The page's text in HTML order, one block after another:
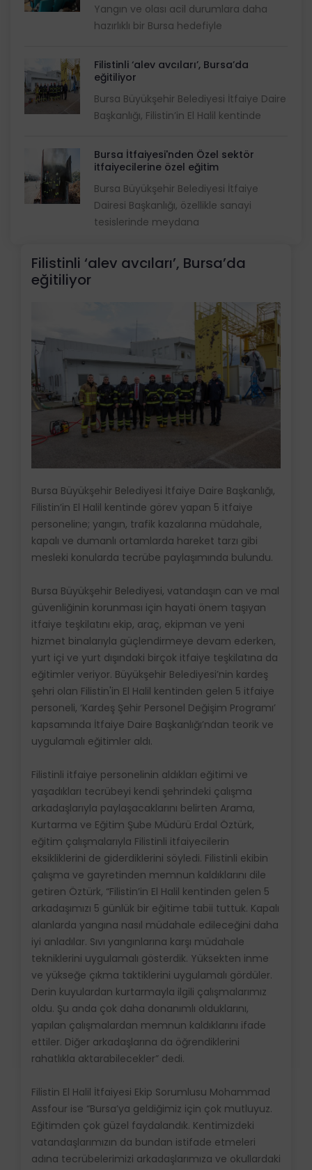
Yangın ve olası acil durumlara daha
hazırlıklı bir Bursa hedefiyle
Filistinli ‘alev avcıları’, Bursa’da
eğitiliyor
Bursa Büyükşehir Belediyesi İtfaiye Daire
Başkanlığı, Filistin’in El Halil kentinde
Bursa İtfaiyesi'nden Özel sektör
itfaiyecilerine özel eğitim
Bursa Büyükşehir Belediyesi İtfaiye
Dairesi Başkanlığı, özellikle sanayi
tesislerinde meydana
Filistinli ‘alev avcıları’, Bursa’da
eğitiliyor
Bursa Büyükşehir Belediyesi İtfaiye Daire Başkanlığı,
Filistin’in El Halil kentinde görev yapan 5 itfaiye
personeline; yangın, trafik kazalarına müdahale,
kapalı ve dumanlı ortamlarda hareket tarzı gibi
mesleki konularda tecrübe paylaşımında bulundu.
Bursa Büyükşehir Belediyesi, vatandaşın can ve mal
güvenliğinin korunması için hayati önem taşıyan
itfaiye teşkilatını ekip, araç, ekipman ve yeni
hizmet binalarıyla güçlendirmeye devam ederken,
yurt içi ve yurt dışındaki birçok itfaiye teşkilatına da
eğitimler veriyor. Büyükşehir Belediyesi’nin kardeş
şehri olan Filistin'in El Halil kentinden gelen 5 itfaiye
personeli, ‘Kardeş Şehir Personel Değişim Programı’
kapsamında İtfaiye Daire Başkanlığı’ndan teorik ve
uygulamalı eğitimler aldı.
Filistinli itfaiye personelinin aldıkları eğitimi ve
yaşadıkları tecrübeyi kendi şehrindeki çalışma
arkadaşlarıyla paylaşacaklarını belirten Arama,
Kurtarma ve Eğitim Şube Müdürü Erdal Öztürk,
eğitim çalışmalarıyla Filistinli itfaiyecilerin
eksikliklerini de giderdiklerini söyledi. Filistinli ekibin
çalışma ve gayretinden memnun kaldıklarını dile
getiren Öztürk, “Filistin’in El Halil kentinden gelen 5
arkadaşımızı 5 günlük bir eğitime tabii tuttuk. Kapalı
alanlarda yangına nasıl müdahale edileceğini daha
iyi anladılar. Sıvı yangınlarına karşı müdahale
tekniklerini uygulamalı gösterdik. Yüksekten inme
ve yükseğe çıkma taktiklerini uygulamalı gördüler.
Derin kuyulardan kurtarmayla ilgili çalışmalarımız
oldu. Şu anda çok daha donanımlı olduklarını,
yapılan çalışmalardan memnun kaldıklarını ifade
ettiler. Diğer arkadaşlarına da öğrendiklerini
rahatlıkla aktarabilecekler” dedi.
Filistin El Halil İtfaiyesi Ekip Sorumlusu Mohammad
Assfour ise “Bursa’ya geldiğimiz için çok mutluyuz.
Eğitimden çok güzel faydalandık. Kentimizdeki
vatandaşlarımızın da bundan istifade etmeleri
adına tecrübelerimizi arkadaşlarımıza ve okullardaki